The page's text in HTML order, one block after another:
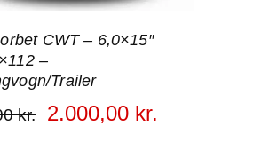
CWT – 6,0×15″
–
Trailer
kr. 2.000,00 kr.